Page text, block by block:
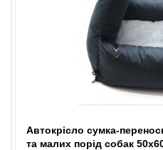
Автокрісло сумка-
та малих порід собак